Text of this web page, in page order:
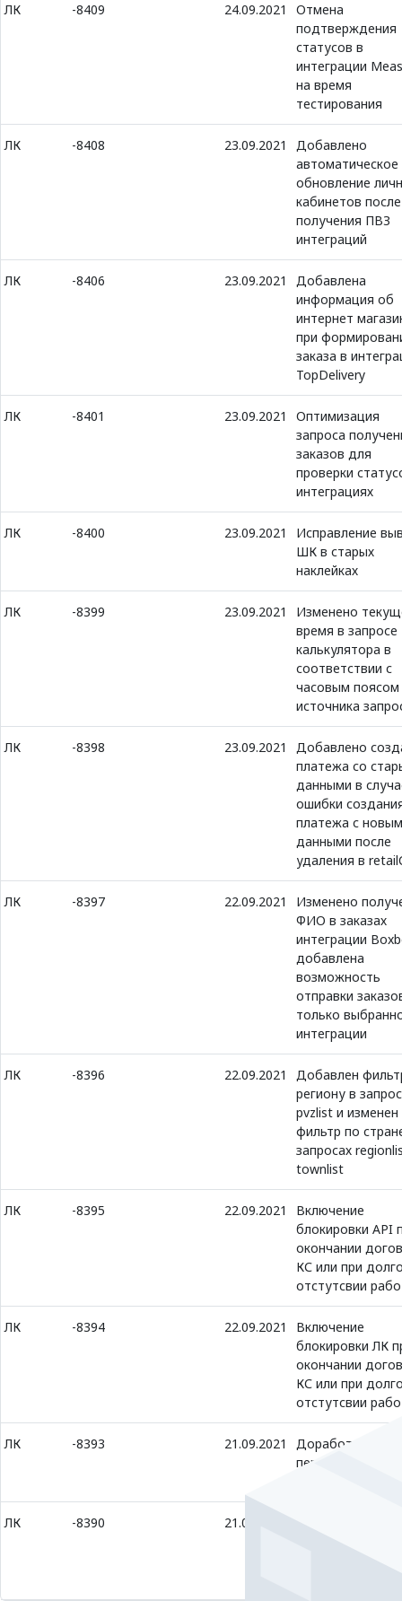
ЛК -8409 24.09.2021
Отмена
подтверждения
статусов в
интеграции
на время
тестирования
ЛК -8408 23.09.2021
Добавлено
автоматическое
обновление
кабинетов после
получения ПВЗ
интеграций
ЛК -8406 23.09.2021
Добавлена
информация об
интернет
при
заказа в
TopDelivery
ЛК -8401 23.09.2021
Оптимизация
запроса
заказов для
проверки
интеграциях
ЛК -8400 23.09.2021
Исправление
ШК в старых
наклейках
ЛК -8399 23.09.2021
Изменено
время в запросе
калькулятора в
соответствии с
часовым поясом
источника
ЛК -8398 23.09.2021
Добавлено
платежа со
данными в
ошибки
платежа с
данными после
удаления в
ЛК -8397 22.09.2021
Изменено
ФИО в заказах
интеграции
добавлена
возможность
отправки
только
интеграции
ЛК -8396 22.09.2021
Добавлен
региону в запрос
pvzlist и изменен
фильтр по
запросах
townlist
ЛК -8395 22.09.2021
Включение
блокировки API
окончании
КС или при
отстутсвии
ЛК -8394 22.09.2021
Включение
блокировки ЛК
окончании
КС или при
отстутсвии
ЛК -8393 21.09.2021
Доработка по
передаче
ЛК -8390 21.09.2021
Исправление
исключений в
адресной книге